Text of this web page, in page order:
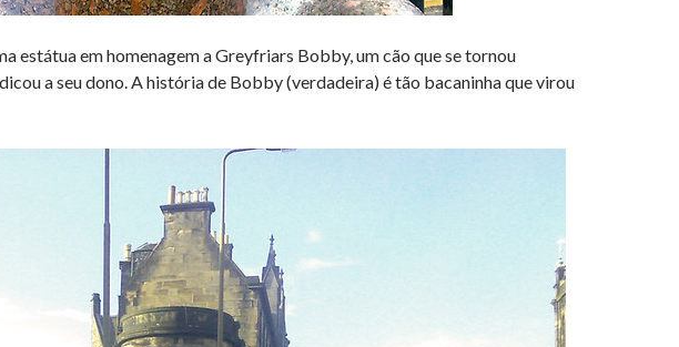
estátua em homenagem a Greyfriars Bobby, um cão que se tornou
a seu dono. A história de Bobby (verdadeira) é tão bacaninha que virou